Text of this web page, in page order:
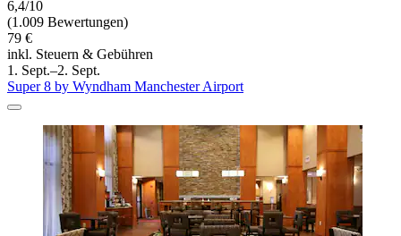
6,4/10
(1.009 Bewertungen)
79 €
inkl. Steuern & Gebühren
1. Sept.–2. Sept.
Super 8 by Wyndham Manchester Airport